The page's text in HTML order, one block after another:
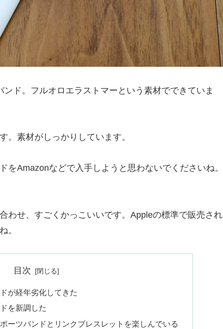
ド。フルオロエラストマーという素材でできていま
。素材がしっかりしています。
をAmazonなどで入手しようと思わないでくださいね。
わせ、すごくかっこいいです。Appleの標準で販売され
。
目次
が経年劣化してきた
を新調した
ーツバンドとリンクブレスレットを楽しんでいる